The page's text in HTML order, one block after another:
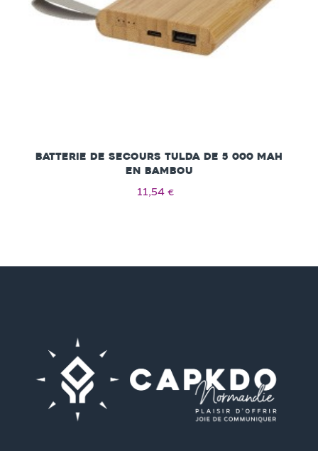
Batterie de secours Tulda de 5 000 mAh
en bambou
11,54 €